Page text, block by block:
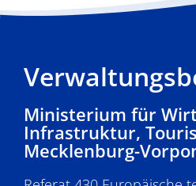
Ministerium für
Infrastruktur,
Mecklenburg-